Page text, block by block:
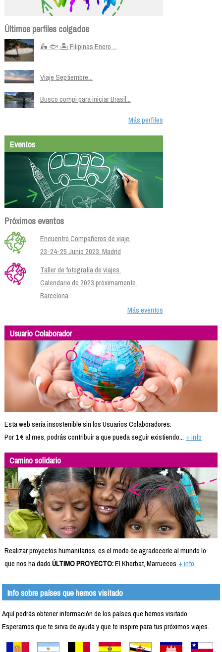
Últimos perfiles colgados
🛵 🐟 🏝️ Filipinas Enero ...
Viaje Septiembre...
Busco compi para iniciar Brasil...
Más perfiles
Eventos
Próximos eventos
Encuentro Compañeros de viaje.
23-24-25 Junio 2023. Madrid
Taller de fotografía de viajes.
Calendario de 2023 próximamente.
Barcelona
Más eventos
Usuario Colaborador
Esta web sería insostenible sin los Usuarios Colaboradores.
Por 1 € al mes, podrás contribuir a que pueda seguir existiendo... + info
Camino solidario
Realizar proyectos humanitarios, es el modo de agradecerle al mundo lo
que nos ha dado.ÚLTIMO PROYECTO:El Khorbat, Marruecos + info
Info sobre países que hemos visitado
Aquí podrás obtener información de los países que hemos visitado.
Esperamos que te sirva de ayuda y que te inspire para tus próximos viajes.